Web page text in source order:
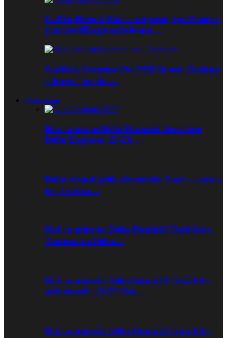
GoPro Hero 8 Black: impresii, tips&tricks
și accesoriile pe care le-am…
SanDisk Extreme Pro SSD în test. Backup
și lucru ”on the…
Workshops
Hai cu noi în Delta Dunării! Tură foto
Delta Explorer 25-28…
Delta văzută prin obiectivele Sony – cum a
fost în tura…
Hai cu mine în Delta Dunării! Tură foto:
Toamna în Delta…
Hai cu mine în Delta Dunării! Tură foto
aniversară: 23-27 Mai…
Hai cu mine în Delta Dunării! Tura foto